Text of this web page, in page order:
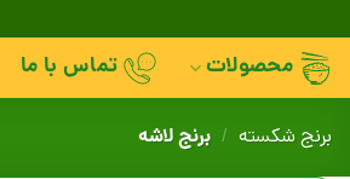
to
contentمحصولات تماس با ما
برنج شکسته / برنج لاشه